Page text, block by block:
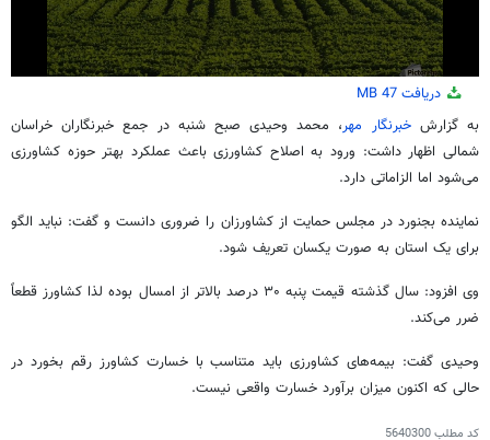
0
of
3
minutes,
دریافت 47 MB
به گزارشخبرنگار مهر، محمد وحیدی صبح شنبه در جمع خبرنگاران خراسان
شمالی اظهار داشت: ورود به اصلاح کشاورزی باعث عملکرد بهتر حوزه کشاورزی
می‌شود اما الزاماتی دارد.
نماینده بجنورد در مجلس حمایت از کشاورزان را ضروری دانست و گفت: نباید الگو
برای یک استان به صورت یکسان تعریف شود.
وی افزود: سال گذشته قیمت پنبه ۳۰ درصد بالاتر از امسال بوده لذا کشاورز قطعاً
ضرر می‌کند.
وحیدی گفت: بیمه‌های کشاورزی باید متناسب با خسارت کشاورز رقم بخورد در
حالی که اکنون میزان برآورد خسارت واقعی نیست.
کد مطلب5640300